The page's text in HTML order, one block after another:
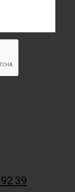
39